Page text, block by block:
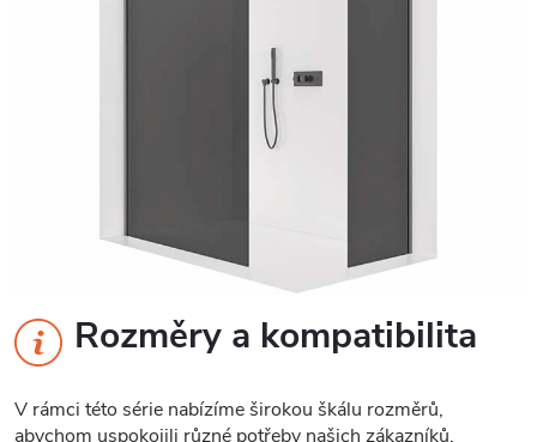
Rozměry a kompatibilita
V rámci této série nabízíme širokou škálu rozměrů,
abychom uspokojili různé potřeby našich zákazníků.